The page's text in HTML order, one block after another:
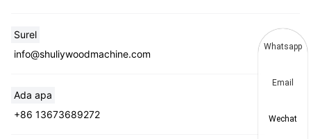
Surel
info@shuliywoodmachine.com
Ada apa
+86 13673689272
Whatsapp
Email
Wechat